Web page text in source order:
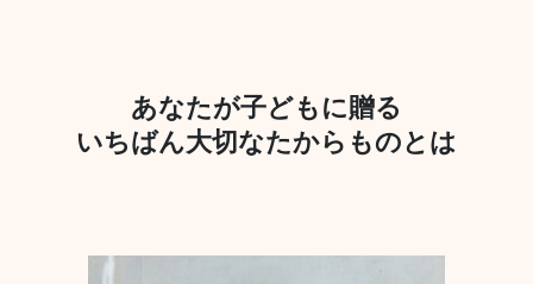
あなたが子どもに贈る
いちばん大切なたからものとは